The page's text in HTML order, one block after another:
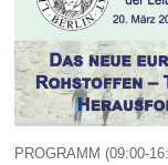
PROGRAMM (09:00-